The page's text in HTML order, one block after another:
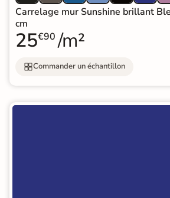
Carrelage mur Sunshine brillant
cm
25€90 /m²
Commander un échantillon